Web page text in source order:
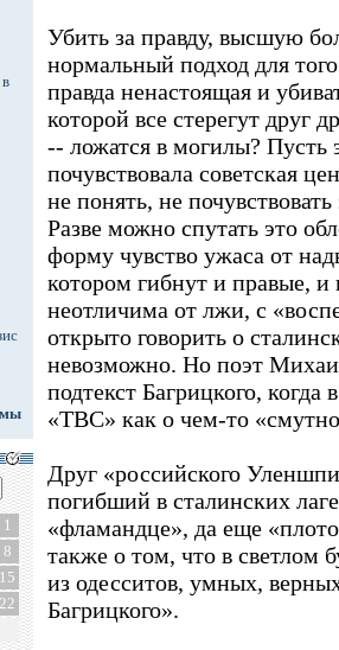
1
8
15
22
Убить за правду, высшую
нормальный подход для
правда ненастоящая и
которой все стерегут друг
-- ложатся в могилы? Пусть
почувствовала советская
не понять, не
Разве можно спутать это
форму чувство ужаса от
котором гибнут и правые, и
неотличима от лжи, с
открыто говорить о
невозможно. Но поэт
подтекст Багрицкого,
«ТВС» как о чем-то
Друг «российского
погибший в сталинских
«фламандце», да еще
также о том, что в светлом
из одесситов, умных,
Багрицкого».